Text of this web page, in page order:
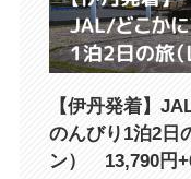
【伊丹発着】
のんびり1泊2日
ン） 13,790円